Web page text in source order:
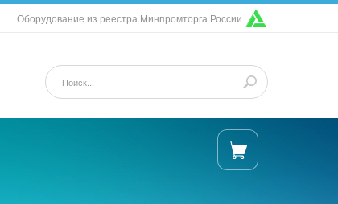
Оборудование из реестра Минпромторга России